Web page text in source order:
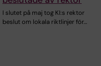
I slutet på maj tog KI:s rektor
beslut om lokala riktlinjer för…